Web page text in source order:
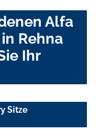
Alfa
Rehna
Ihr
Sitze